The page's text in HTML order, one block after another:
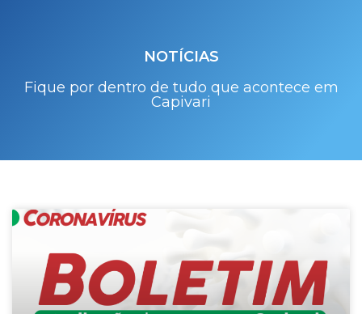
NOTÍCIAS
Fique por dentro de tudo que acontece em
Capivari